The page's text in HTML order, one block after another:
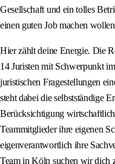
Gesellschaft und ein tolles
einen guten Job machen
Hier zählt deine Energie. Die
14 Juristen mit Schwerpunkt
juristischen Fragestellungen
steht dabei die selbstständige
Berücksichtigung
Teammitglieder ihre eigenen
eigenverantwortlich ihre
Team in Köln suchen wir dich